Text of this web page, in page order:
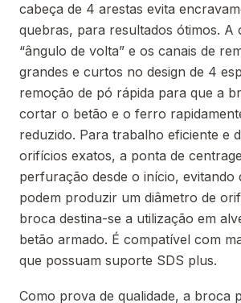
cabeça de 4 arestas evita
quebras, para resultados ótimos. A
“ângulo de volta” e os canais de
grandes e curtos no design de 4
remoção de pó rápida para que a
cortar o betão e o ferro
reduzido. Para trabalho eficiente e
orifícios exatos, a ponta de
perfuração desde o início, evitando
podem produzir um diâmetro de
broca destina-se a utilização em
betão armado. É compatível com
que possuam suporte SDS plus.
Como prova de qualidade, a broca